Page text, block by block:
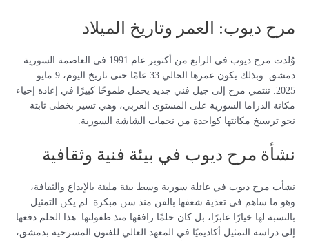
مرح ديوب: العمر وتاريخ الميلاد
وُلدت مرح ديوب في الرابع من أكتوبر عام 1991 في العاصمة السورية
دمشق. وبذلك يكون عمرها الحالي 33 عامًا حتى تاريخ اليوم، 9 مايو
2025. تنتمي مرح إلى جيل فني جديد يحمل طموحًا كبيرًا في إعادة إحياء
مكانة الدراما السورية على المستوى العربي، وهي تسير بخطى ثابتة
نحو ترسيخ مكانتها كواحدة من نجمات الشاشة السورية.
نشأة مرح ديوب في بيئة فنية وثقافية
نشأت مرح ديوب في عائلة سورية وسط بيئة مليئة بالإبداع والثقافة،
وهو ما ساهم في تغذية شغفها بالفن منذ سن مبكرة. لم يكن التمثيل
بالنسبة لها خيارًا عابرًا، بل كان حلمًا رافقها منذ طفولتها. هذا الحلم دفعها
إلى دراسة التمثيل أكاديميًا في المعهد العالي للفنون المسرحية بدمشق،